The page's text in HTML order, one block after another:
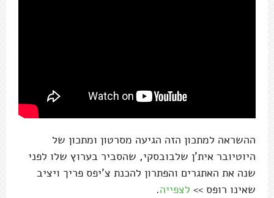
ההשראה למתכון הזה הגיעה מסרטון ומתכון של
היוטיובר אית'ן שלבובסקי, שהסביר בערוץ שלו לפני
שנה את האתגרים והפתרון להכנת צ'יפס פריך ויציב
שאינו רופס >> לצפייה.